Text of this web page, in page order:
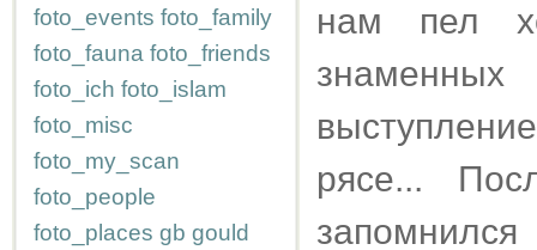
foto_events foto_family
foto_fauna foto_friends
foto_ich foto_islam
foto_misc
foto_my_scan
foto_people
foto_places gb gould
нам пел
рясе...